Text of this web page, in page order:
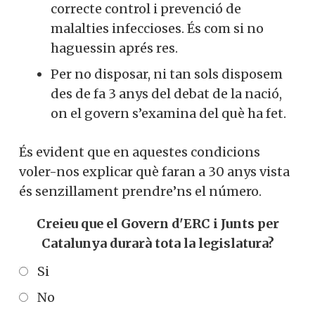
correcte control i prevenció de
malalties infeccioses. És com si no
haguessin aprés res.
Per no disposar, ni tan sols disposem
des de fa 3 anys del debat de la nació,
on el govern s’examina del què ha fet.
És evident que en aquestes condicions
voler-nos explicar què faran a 30 anys vista
és senzillament prendre’ns el número.
Creieu que el Govern d'ERC i Junts per
Catalunya durarà tota la legislatura?
Si
No